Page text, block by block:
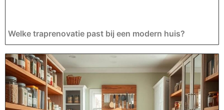
Welke traprenovatie past bij een modern huis?